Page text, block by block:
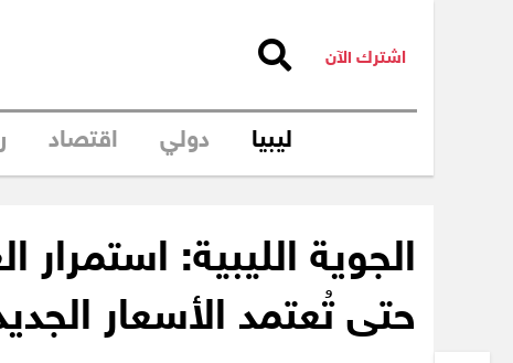
اشترك الآن
ليبيا دولي اقتصاد
الجوية الليبية: استمرار
حتى تُعتمد الأسعار